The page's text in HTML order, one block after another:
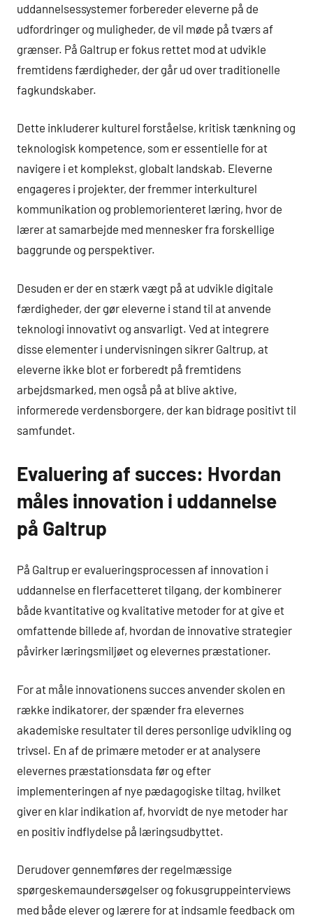
uddannelsessystemer forbereder eleverne på de
udfordringer og muligheder, de vil møde på tværs af
grænser. På Galtrup er fokus rettet mod at udvikle
fremtidens færdigheder, der går ud over traditionelle
fagkundskaber.
Dette inkluderer kulturel forståelse, kritisk tænkning og
teknologisk kompetence, som er essentielle for at
navigere i et komplekst, globalt landskab. Eleverne
engageres i projekter, der fremmer interkulturel
kommunikation og problemorienteret læring, hvor de
lærer at samarbejde med mennesker fra forskellige
baggrunde og perspektiver.
Desuden er der en stærk vægt på at udvikle digitale
færdigheder, der gør eleverne i stand til at anvende
teknologi innovativt og ansvarligt. Ved at integrere
disse elementer i undervisningen sikrer Galtrup, at
eleverne ikke blot er forberedt på fremtidens
arbejdsmarked, men også på at blive aktive,
informerede verdensborgere, der kan bidrage positivt til
samfundet.
Evaluering af succes: Hvordan
måles innovation i uddannelse
på Galtrup
På Galtrup er evalueringsprocessen af innovation i
uddannelse en flerfacetteret tilgang, der kombinerer
både kvantitative og kvalitative metoder for at give et
omfattende billede af, hvordan de innovative strategier
påvirker læringsmiljøet og elevernes præstationer.
For at måle innovationens succes anvender skolen en
række indikatorer, der spænder fra elevernes
akademiske resultater til deres personlige udvikling og
trivsel. En af de primære metoder er at analysere
elevernes præstationsdata før og efter
implementeringen af nye pædagogiske tiltag, hvilket
giver en klar indikation af, hvorvidt de nye metoder har
en positiv indflydelse på læringsudbyttet.
Derudover gennemføres der regelmæssige
spørgeskemaundersøgelser og fokusgruppeinterviews
med både elever og lærere for at indsamle feedback om